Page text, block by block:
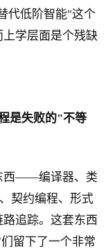
代低阶智能"这个
学层面是个残缺
是失败的"不等
西——编译器、类
契约编程、形式
追踪。这套东西
留下了一个非常